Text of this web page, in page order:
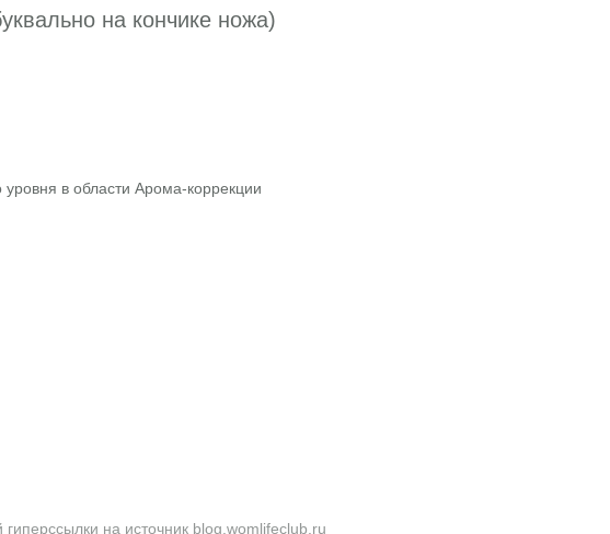
на кончике ножа)
в области Арома-коррекции
на источник blog.womlifeclub.ru